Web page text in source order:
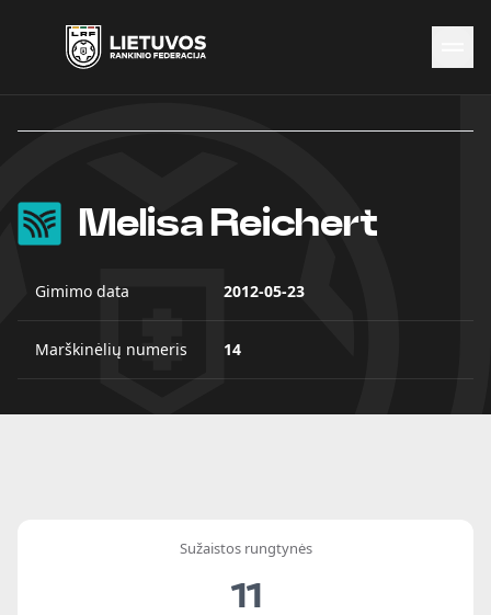
Naujienos
Čempionatai
KontaktaiMelisa Reichert
Gimimo data 2012-05-23
Marškinėlių numeris 14
Sužaistos rungtynės
11